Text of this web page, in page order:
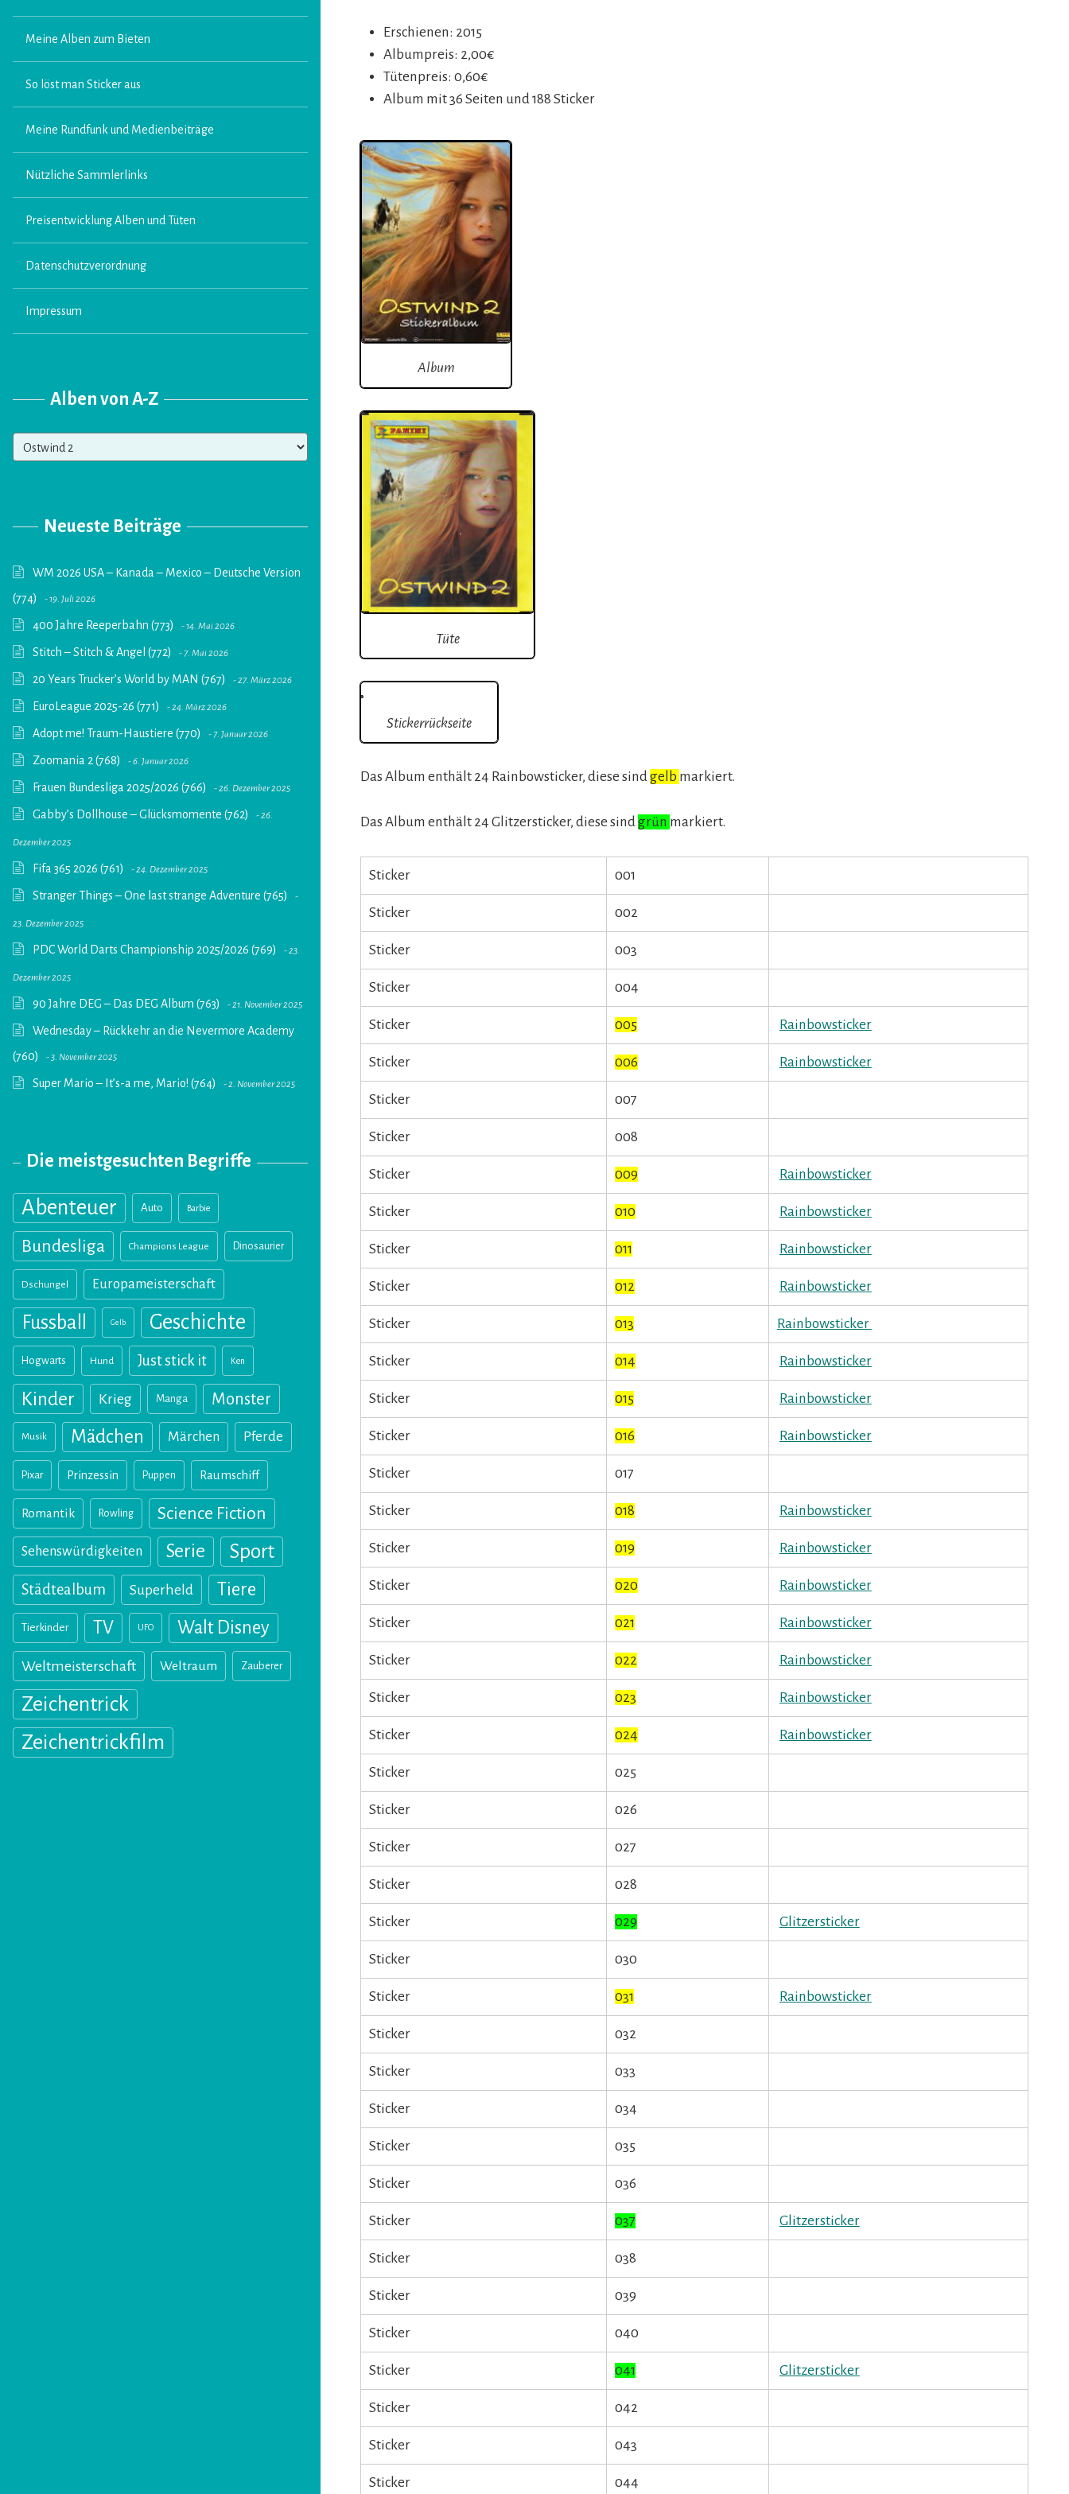
Meine Alben zum Bieten
So löst man Sticker aus
Meine Rundfunk und Medienbeiträge
Nützliche Sammlerlinks
Preisentwicklung Alben und Tüten
Datenschutzverordnung
Impressum
Alben von A-Z
Alben
von
Neueste Beiträge
WM 2026 USA – Kanada – Mexico – Deutsche Version
(774)
19. Juli 2026
400 Jahre Reeperbahn (773) 14. Mai 2026
Stitch – Stitch & Angel (772) 7. Mai 2026
20 Years Trucker’s World by MAN (767) 27. März 2026
EuroLeague 2025-26 (771) 24. März 2026
Adopt me! Traum-Haustiere (770) 7. Januar 2026
Zoomania 2 (768) 6. Januar 2026
Frauen Bundesliga 2025/2026 (766) 26. Dezember 2025
Gabby’s Dollhouse – Glücksmomente (762) 26.
Dezember 2025
Fifa 365 2026 (761) 24. Dezember 2025
Stranger Things – One last strange Adventure (765)
23. Dezember 2025
PDC World Darts Championship 2025/2026 (769) 23.
Dezember 2025
90 Jahre DEG – Das DEG Album (763) 21. November 2025
Wednesday – Rückkehr an die Nevermore Academy
(760)
3. November 2025
Super Mario – It’s-a me, Mario! (764) 2. November 2025
Die meistgesuchten Begriffe
Abenteuer Auto Barbie
Bundesliga Champions League Dinosaurier
Dschungel Europameisterschaft
Fussball Gelb Geschichte
Hogwarts Hund Just stick it Ken
Kinder Krieg Manga Monster
Musik Mädchen Märchen Pferde
Pixar Prinzessin Puppen Raumschiff
Romantik Rowling Science Fiction
Sehenswürdigkeiten Serie Sport
Städtealbum Superheld Tiere
Tierkinder TV UFO Walt Disney
Weltmeisterschaft Weltraum Zauberer
Zeichentrick
Zeichentrickfilm
Erschienen: 2015
Albumpreis: 2,00€
Tütenpreis: 0,60€
Album mit 36 Seiten und 188 Sticker
Album
Tüte
Stickerrückseite
Das Album enthält 24 Rainbowsticker, diese sindgelb markiert.
Das Album enthält 24 Glitzersticker, diese sindgrün markiert.
Sticker 001
Sticker 002
Sticker 003
Sticker 004
Sticker 005 Rainbowsticker
Sticker 006 Rainbowsticker
Sticker 007
Sticker 008
Sticker 009 Rainbowsticker
Sticker 010 Rainbowsticker
Sticker 011 Rainbowsticker
Sticker 012 Rainbowsticker
Sticker 013 Rainbowsticker
Sticker 014 Rainbowsticker
Sticker 015 Rainbowsticker
Sticker 016 Rainbowsticker
Sticker 017
Sticker 018 Rainbowsticker
Sticker 019 Rainbowsticker
Sticker 020 Rainbowsticker
Sticker 021 Rainbowsticker
Sticker 022 Rainbowsticker
Sticker 023 Rainbowsticker
Sticker 024 Rainbowsticker
Sticker 025
Sticker 026
Sticker 027
Sticker 028
Sticker 029 Glitzersticker
Sticker 030
Sticker 031 Rainbowsticker
Sticker 032
Sticker 033
Sticker 034
Sticker 035
Sticker 036
Sticker 037 Glitzersticker
Sticker 038
Sticker 039
Sticker 040
Sticker 041 Glitzersticker
Sticker 042
Sticker 043
Sticker 044